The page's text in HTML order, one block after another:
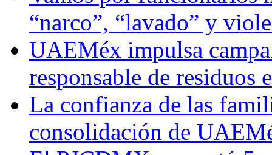
“narco”, “lavado” y
UAEMéx impulsa
responsable de residuos
La confianza de las
consolidación de